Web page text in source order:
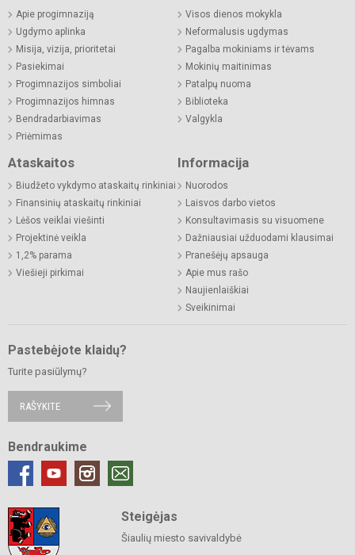
Apie progimnaziją
Ugdymo aplinka
Misija, vizija, prioritetai
Pasiekimai
Progimnazijos simboliai
Progimnazijos himnas
Bendradarbiavimas
Priėmimas
Visos dienos mokykla
Neformalusis ugdymas
Pagalba mokiniams ir tėvams
Mokinių maitinimas
Patalpų nuoma
Biblioteka
Valgykla
Ataskaitos
Biudžeto vykdymo ataskaitų rinkiniai
Finansinių ataskaitų rinkiniai
Lėšos veiklai viešinti
Projektinė veikla
1,2% parama
Viešieji pirkimai
Informacija
Nuorodos
Laisvos darbo vietos
Konsultavimasis su visuomene
Dažniausiai užduodami klausimai
Pranešėjų apsauga
Apie mus rašo
Naujienlaiškiai
Sveikinimai
Pastebėjote klaidų?
Turite pasiūlymų?
RAŠYKITE
Bendraukime
Steigėjas
Šiaulių miesto savivaldybė